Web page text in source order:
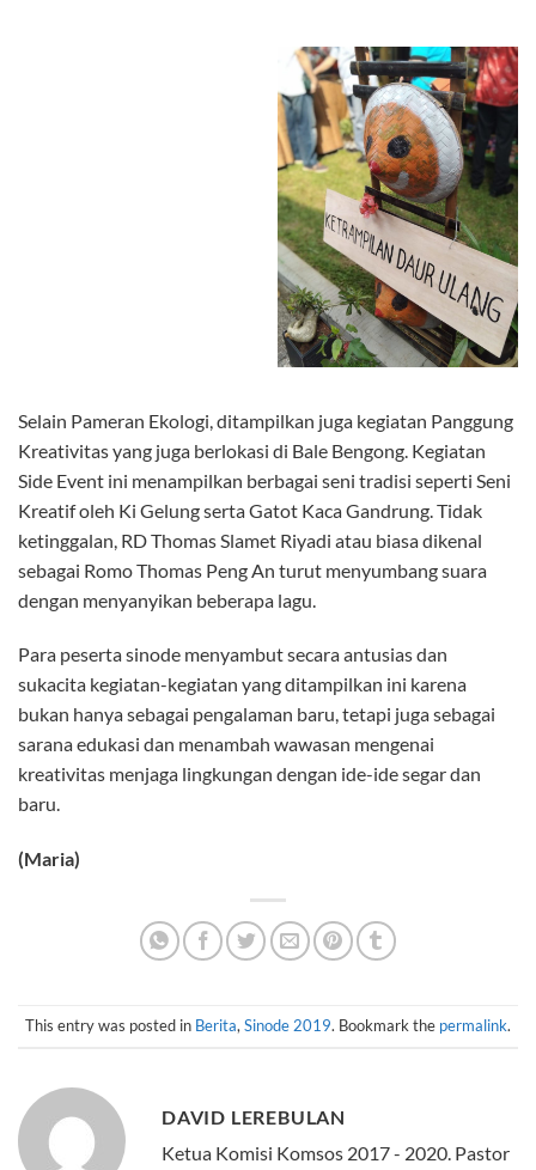
Selain Pameran Ekologi, ditampilkan juga kegiatan Panggung
Kreativitas yang juga berlokasi di Bale Bengong. Kegiatan
Side Event ini menampilkan berbagai seni tradisi seperti Seni
Kreatif oleh Ki Gelung serta Gatot Kaca Gandrung. Tidak
ketinggalan, RD Thomas Slamet Riyadi atau biasa dikenal
sebagai Romo Thomas Peng An turut menyumbang suara
dengan menyanyikan beberapa lagu.
Para peserta sinode menyambut secara antusias dan
sukacita kegiatan-kegiatan yang ditampilkan ini karena
bukan hanya sebagai pengalaman baru, tetapi juga sebagai
sarana edukasi dan menambah wawasan mengenai
kreativitas menjaga lingkungan dengan ide-ide segar dan
baru.
(Maria)
This entry was posted in Berita,Sinode 2019. Bookmark the permalink.
DAVID LEREBULAN
Ketua Komisi Komsos 2017 - 2020. Pastor